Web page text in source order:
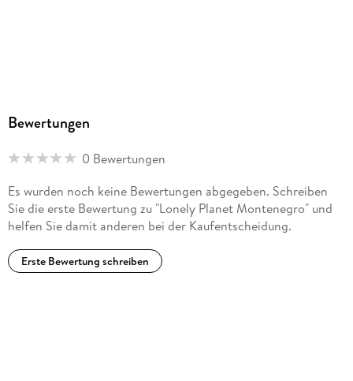
Bewertungen
0 Bewertungen
Es wurden noch keine Bewertungen abgegeben. Schreiben
Sie die erste Bewertung zu "Lonely Planet Montenegro" und
helfen Sie damit anderen bei der Kaufentscheidung.
Erste Bewertung schreiben